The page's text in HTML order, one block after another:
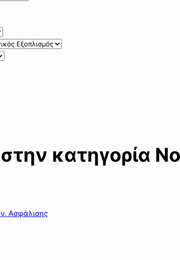
κατηγορία
Ασφάλισης